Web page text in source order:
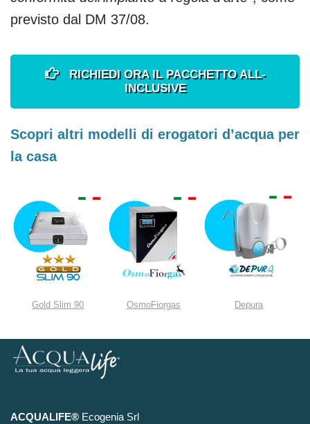
previsto dal DM 37/08.
RICHIEDI ORA IL PACCHETTO ALL-
INCLUSIVE
Scopri altri modelli di erogatori d’acqua per
la casa
Gold Slim 90 OsmoFiorgas Depura
ACQUALIFE® Ecogenia Srl